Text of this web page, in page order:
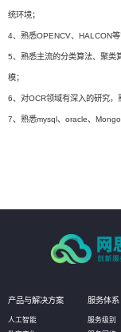
统环境；
4、熟悉OPENCV、HALCON
5、熟悉主流的分类算法、聚类
模；
6、对OCR领域有深入的研究，
7、熟悉mysql、oracle、
产品与解决方案
人工智能
服务体系
服务级别